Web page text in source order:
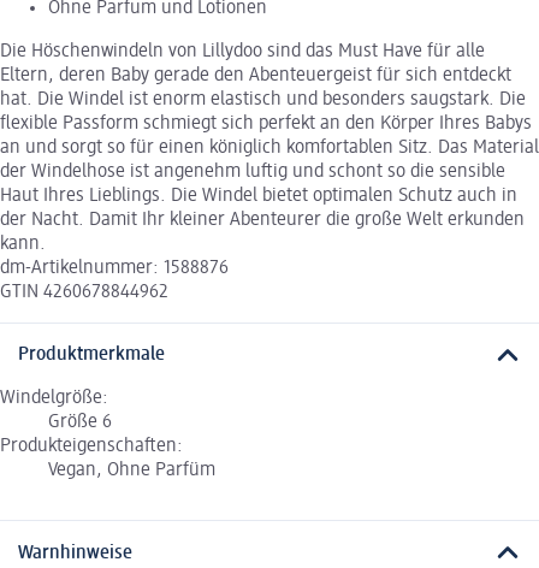
Ohne Parfum und Lotionen
Die Höschenwindeln von Lillydoo sind das Must Have für alle
Eltern, deren Baby gerade den Abenteuergeist für sich entdeckt
hat. Die Windel ist enorm elastisch und besonders saugstark. Die
flexible Passform schmiegt sich perfekt an den Körper Ihres Babys
an und sorgt so für einen königlich komfortablen Sitz. Das Material
der Windelhose ist angenehm luftig und schont so die sensible
Haut Ihres Lieblings. Die Windel bietet optimalen Schutz auch in
der Nacht. Damit Ihr kleiner Abenteurer die große Welt erkunden
kann.
dm-Artikelnummer: 1588876
GTIN 4260678844962
Produktmerkmale
Windelgröße:
Größe 6
Produkteigenschaften:
Vegan, Ohne Parfüm
Warnhinweise